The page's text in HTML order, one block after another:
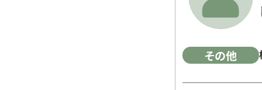
その他